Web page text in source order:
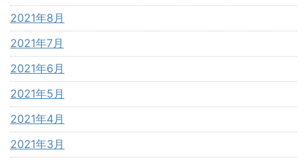
2021年8月
2021年7月
2021年6月
2021年5月
2021年4月
2021年3月